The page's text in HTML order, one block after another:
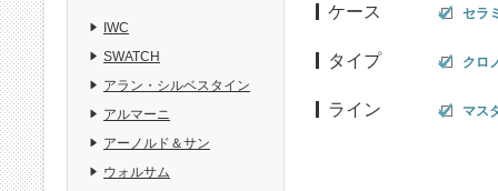
ケース セラ
タイプ クロ
ライン マス
IWC
SWATCH
アラン・シルベスタイン
アルマーニ
アーノルド＆サン
ウォルサム